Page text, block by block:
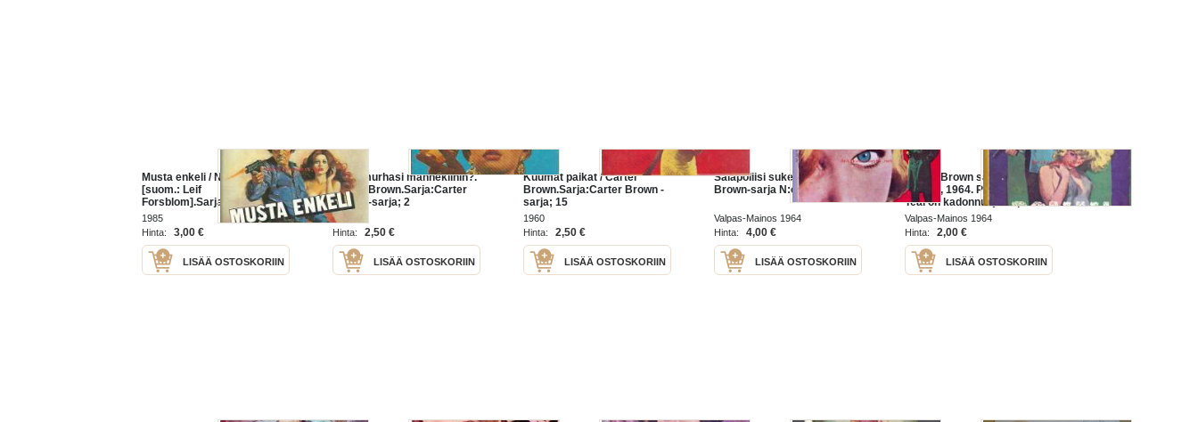
Musta enkeli / Nick Carter ;
[suom.: Leif
Forsblom].Sarja:Nick Carter;
139
1985
Hinta:
3,00 €
LISÄÄ OSTOSKORIIN
Kuka murhasi mannekiinin?.
Carter Brown.Sarja:Carter
Brown -sarja; 2
1962
Hinta:
2,50 €
LISÄÄ OSTOSKORIIN
Kuumat paikat / Carter
Brown.Sarja:Carter Brown -
sarja; 15
1960
Hinta:
2,50 €
LISÄÄ OSTOSKORIIN
Salapoliisi sukeltaa - Carter
Brown-sarja N:o 5. 1964
Valpas-Mainos 1964
Hinta:
4,00 €
LISÄÄ OSTOSKORIIN
Carter Brown sarja N:o 46 -
Pommi, 1964. Povipommi Lily
Teal on kadonnut ja kapteeni
Parker on varma siitä, että
hänet on murhattu.
Johtolankoja ei ole,
Valpas-Mainos 1964
Hinta:
2,00 €
LISÄÄ OSTOSKORIIN